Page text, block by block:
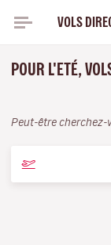
VOLS
POUR L'ETÉ,
Peut-être cherchez-